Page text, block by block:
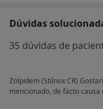
Dúvidas
35 dúvidas de
Zolpidem (Stilnox CR)
mencionado, de facto causa